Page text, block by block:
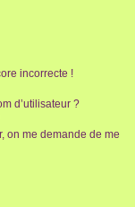
incorrecte !
d’utilisateur ?
on me demande de me